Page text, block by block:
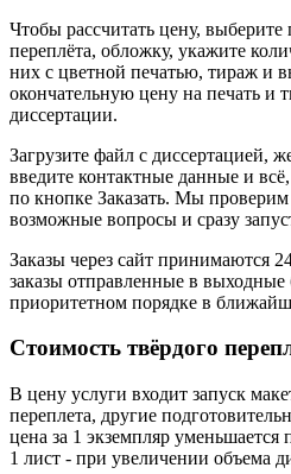
Чтобы рассчитать цену,
переплёта, обложку, укажите
них с цветной печатью, тираж и
окончательную цену на печать и
диссертации.
Загрузите файл с диссертацией,
введите контактные данные и
по кнопке Заказать. Мы проверим
возможные вопросы и сразу
Заказы через сайт принимаются
заказы отправленные в выходные
приоритетном порядке в
Стоимость твёрдого
В цену услуги входит запуск
переплета, другие
цена за 1 экземпляр уменьшается
1 лист - при увеличении объема